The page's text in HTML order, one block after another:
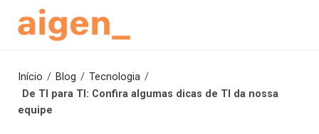
Início / Blog / Tecnologia /
De TI para TI: Confira algumas dicas de TI da nossa
equipe